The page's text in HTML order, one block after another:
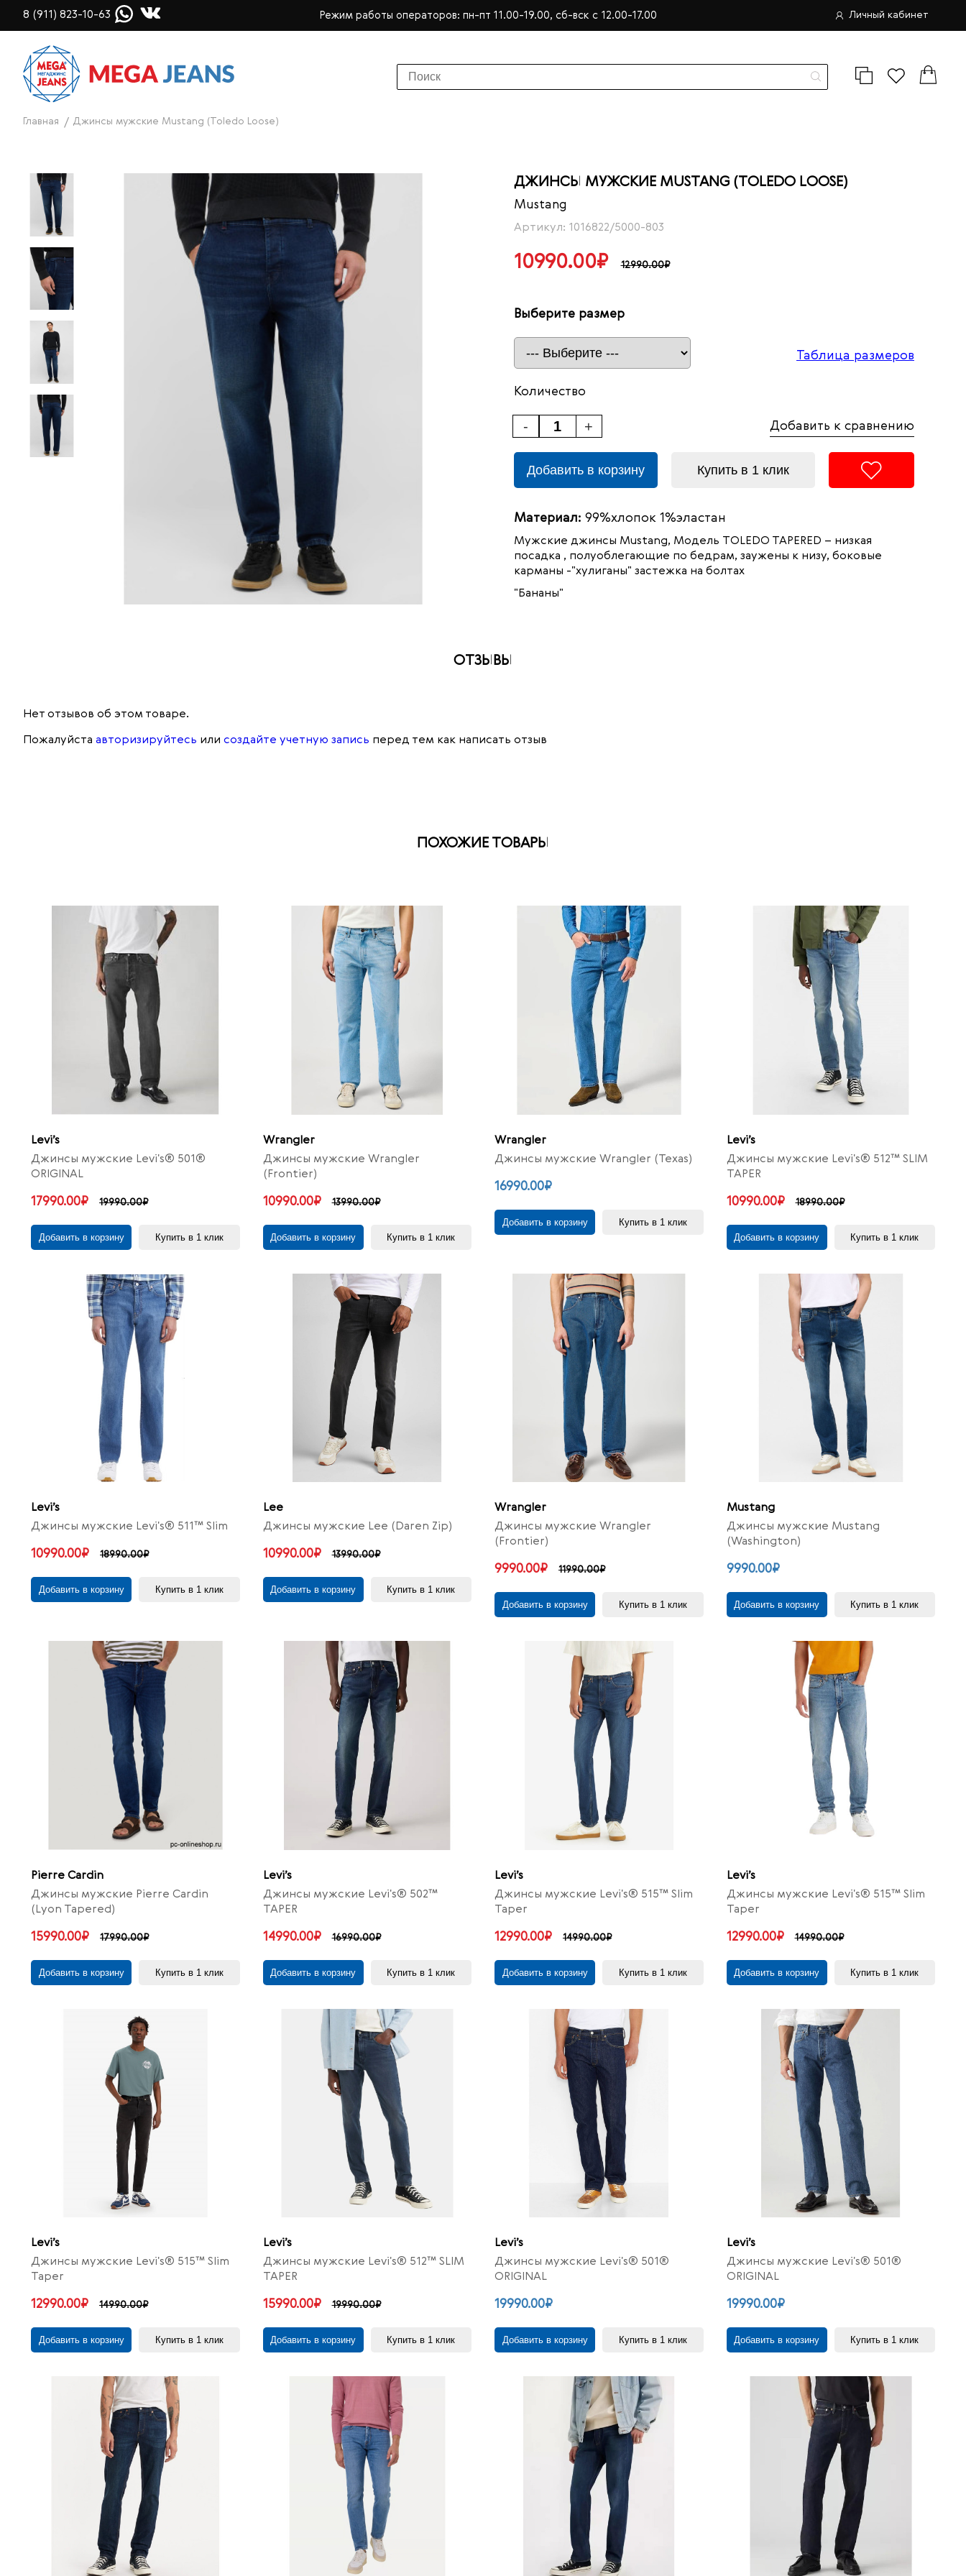
8 (911) 823-10-63 Режим работы операторов: пн-пт 11.00-19.00, сб-вск с 12.00-17.00 Личный кабинет
Главная Джинсы мужские Mustang (Toledo Loose)
ДЖИНСЫ МУЖСКИЕ MUSTANG (TOLEDO LOOSE)
Mustang
Артикул: 1016822/5000-803
10990.00₽ 12990.00₽
Выберите размер
Таблица размеров
Количество
+
- Добавить к сравнению
Добавить в корзину Купить в 1 клик
Материал: 99%хлопок 1%эластан
Мужские джинсы Mustang, Модель TOLEDO TAPERED – низкая
посадка , полуоблегающие по бедрам, заужены к низу, боковые
карманы -"хулиганы" застежка на болтах
"Бананы"
ОТЗЫВЫ
Нет отзывов об этом товаре.
Пожалуйста авторизируйтесь или создайте учетную запись перед тем как написать отзыв
ПОХОЖИЕ ТОВАРЫ
Levi’s
Джинсы мужские Levi's® 501®
ORIGINAL
17990.00₽ 19990.00₽
Добавить в корзину Купить в 1 клик
Wrangler
Джинсы мужские Wrangler
(Frontier)
10990.00₽ 13990.00₽
Добавить в корзину Купить в 1 клик
Wrangler
Джинсы мужские Wrangler (Texas)
16990.00₽
Добавить в корзину Купить в 1 клик
Levi’s
Джинсы мужские Levi's® 512™ SLIM
TAPER
10990.00₽ 18990.00₽
Добавить в корзину Купить в 1 клик
Levi’s
Джинсы мужские Levi's® 511™ Slim
10990.00₽ 18990.00₽
Добавить в корзину Купить в 1 клик
Lee
Джинсы мужские Lee (Daren Zip)
10990.00₽ 13990.00₽
Добавить в корзину Купить в 1 клик
Wrangler
Джинсы мужские Wrangler
(Frontier)
9990.00₽ 11990.00₽
Добавить в корзину Купить в 1 клик
Mustang
Джинсы мужские Mustang
(Washington)
9990.00₽
Добавить в корзину Купить в 1 клик
Pierre Cardin
Джинсы мужские Pierre Cardin
(Lyon Tapered)
15990.00₽ 17990.00₽
Добавить в корзину Купить в 1 клик
Levi’s
Джинсы мужские Levi's® 502™
TAPER
14990.00₽ 16990.00₽
Добавить в корзину Купить в 1 клик
Levi’s
Джинсы мужские Levi's® 515™ Slim
Taper
12990.00₽ 14990.00₽
Добавить в корзину Купить в 1 клик
Levi’s
Джинсы мужские Levi's® 515™ Slim
Taper
12990.00₽ 14990.00₽
Добавить в корзину Купить в 1 клик
Levi’s
Джинсы мужские Levi's® 515™ Slim
Taper
12990.00₽ 14990.00₽
Добавить в корзину Купить в 1 клик
Levi’s
Джинсы мужские Levi's® 512™ SLIM
TAPER
15990.00₽ 19990.00₽
Добавить в корзину Купить в 1 клик
Levi’s
Джинсы мужские Levi's® 501®
ORIGINAL
19990.00₽
Добавить в корзину Купить в 1 клик
Levi’s
Джинсы мужские Levi's® 501®
ORIGINAL
19990.00₽
Добавить в корзину Купить в 1 клик